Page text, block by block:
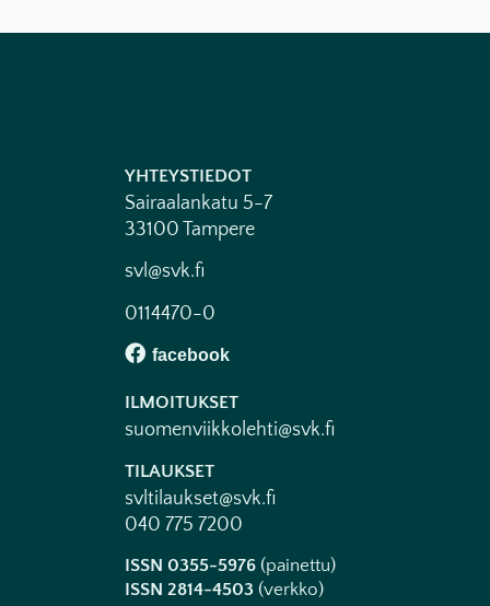
YHTEYSTIEDOT
Sairaalankatu 5-7
33100 Tampere
svl@svk.fi
0114470-0
ILMOITUKSET
suomenviikkolehti@svk.fi
TILAUKSET
svltilaukset@svk.fi
040 775 7200
ISSN 0355-5976 (painettu)
ISSN 2814-4503 (verkko)